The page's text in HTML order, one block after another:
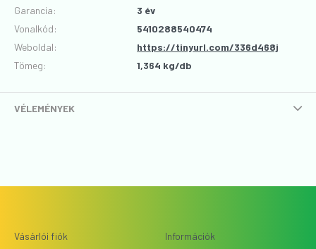
Garancia:
3 év
Vonalkód:
5410288540474
Weboldal:
https://tinyurl.com/336d468j
Tömeg:
1,364 kg/db
VÉLEMÉNYEK
Vásárlói fiók Információk